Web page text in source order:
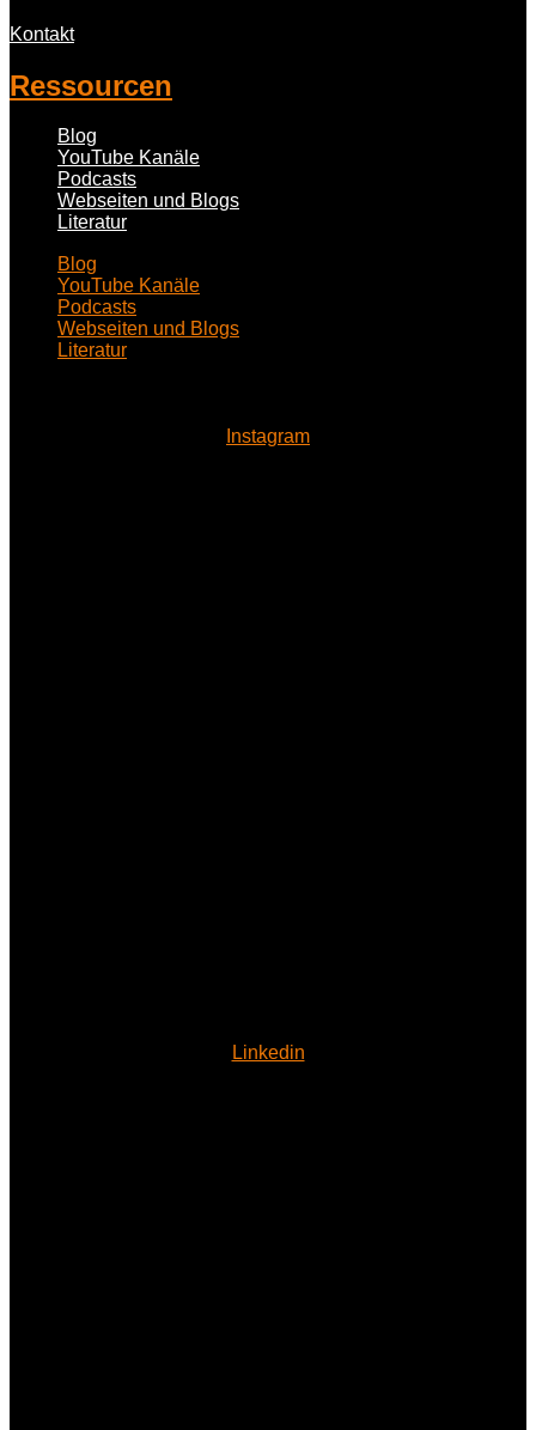
Kontakt
Ressourcen
Blog
YouTube Kanäle
Podcasts
Webseiten und Blogs
Literatur
Blog
YouTube Kanäle
Podcasts
Webseiten und Blogs
Literatur
Instagram
Linkedin